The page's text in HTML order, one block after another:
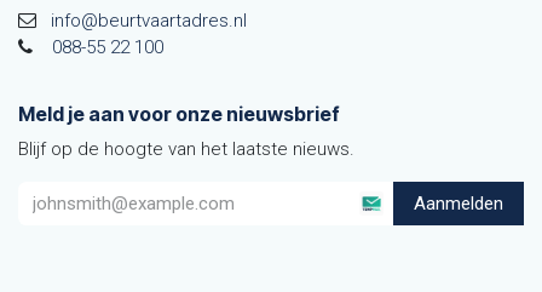
info@beurtvaartadres.nl
088-55 22 100
Meld je aan voor onze nieuwsbrief
Blijf op de hoogte van het laatste nieuws.
Aanmelden